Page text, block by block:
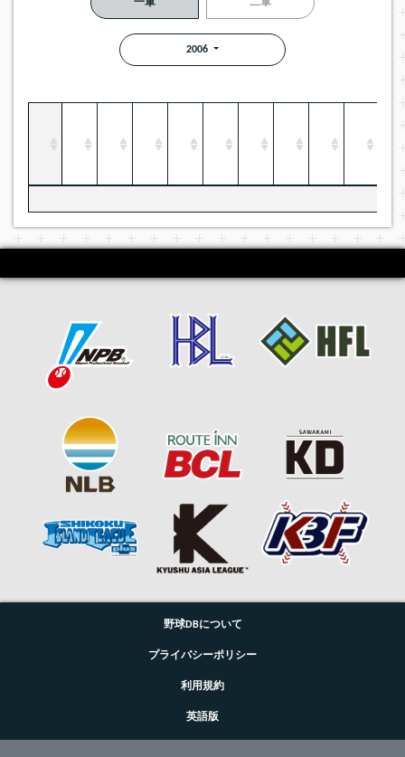
一軍 二軍
2006
野球DBについて
プライバシーポリシー
利用規約
英語版